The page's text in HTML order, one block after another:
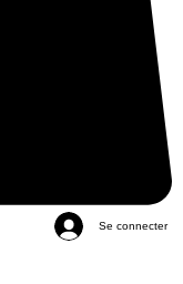
Se connecter